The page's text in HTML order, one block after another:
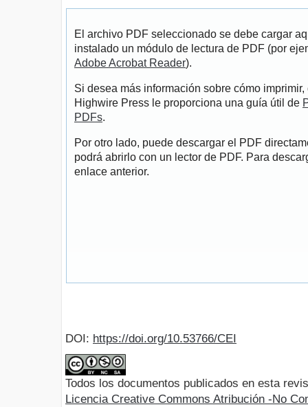
El archivo PDF seleccionado se debe cargar
instalado un módulo de lectura de PDF (por
Adobe Acrobat Reader).
Si desea más información sobre cómo
Highwire Press le proporciona una guía útil de
PDFs.
Por otro lado, puede descargar el PDF
podrá abrirlo con un lector de PDF. Para
enlace anterior.
DOI: https://doi.org/10.53766/CEI
Todos los documentos publicados en esta
Licencia Creative Commons Atribución -No